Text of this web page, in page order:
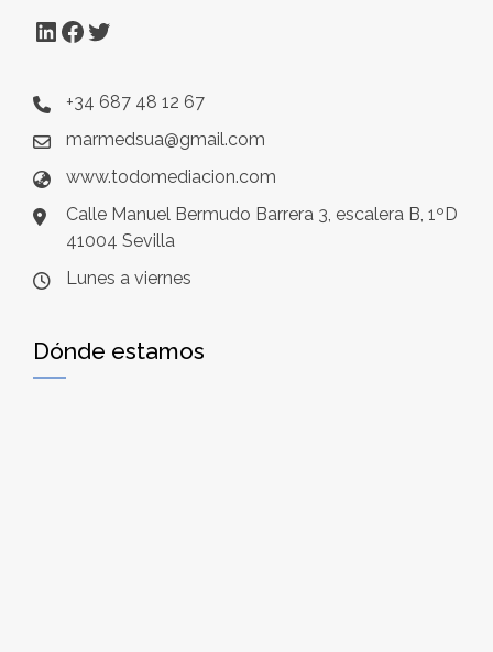
+34 687 48 12 67
marmedsua@gmail.com
www.todomediacion.com
Calle Manuel Bermudo Barrera 3, escalera B, 1ºD
41004 Sevilla
Lunes a viernes
Dónde estamos